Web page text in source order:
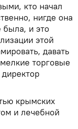
кто начал
нигде она
и это
этой
давать
торговые
крымских
и лечебной